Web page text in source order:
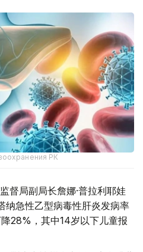
РК
督局副局长詹娜·普拉利耶娃
纳急性乙型病毒性肝炎发病率
28%，其中14岁以下儿童报